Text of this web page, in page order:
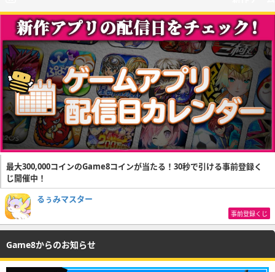
最大300,000コインのGame8コインが当たる！30秒で引ける事前登録く
じ開催中！
るぅみマスター
事前登録くじ
Game8からのお知らせ